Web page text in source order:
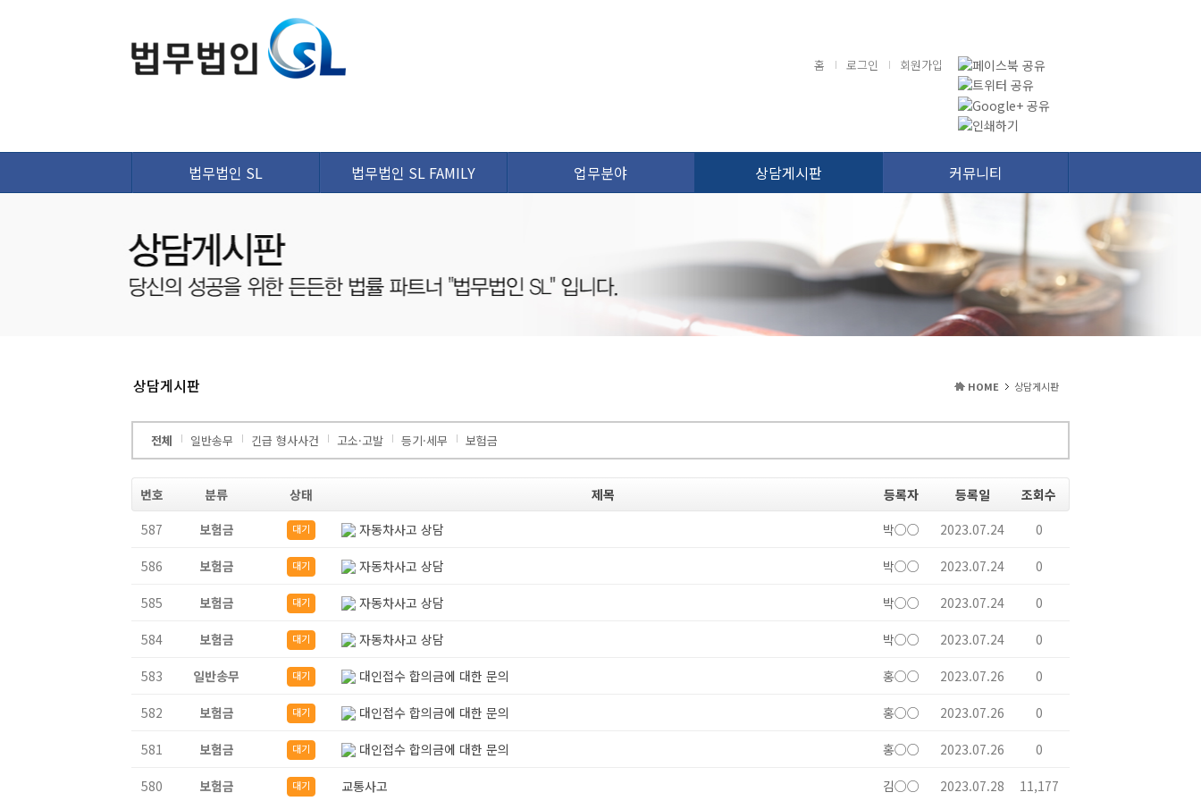
홈 로그인 회원가입
법무법인 SL 법무법인 SL FAMILY 업무분야 상담게시판 커뮤니티
상담게시판 HOME 상담게시판
전체 일반송무 긴급 형사사건 고소·고발 등기·세무 보험금
번호 분류 상태 제목 등록자 등록일
조회수
587
보험금 대기 자동차사고 상담 박○○ 2023.07.24 0
586 보험금 대기 자동차사고 상담 박○○ 2023.07.24 0
585 보험금 대기 자동차사고 상담 박○○ 2023.07.24 0
584 보험금 대기 자동차사고 상담 박○○ 2023.07.24 0
583 일반송무 대기 대인접수 합의금에 대한 문의 홍○○ 2023.07.26 0
582 보험금 대기 대인접수 합의금에 대한 문의 홍○○ 2023.07.26 0
581 보험금 대기 대인접수 합의금에 대한 문의 홍○○ 2023.07.26 0
580 보험금 대기 교통사고 김○○ 2023.07.28 11,177